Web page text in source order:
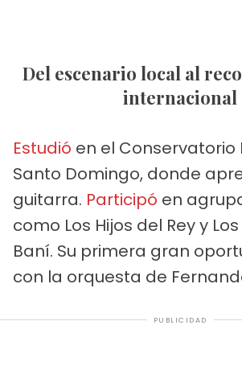
Del escenario local al reconocimiento
internacional
Estudió en el Conservatorio
Santo Domingo, donde
guitarra. Participó en
como Los Hijos del Rey y
Baní. Su primera gran
con la orquesta de
PUBLICIDAD